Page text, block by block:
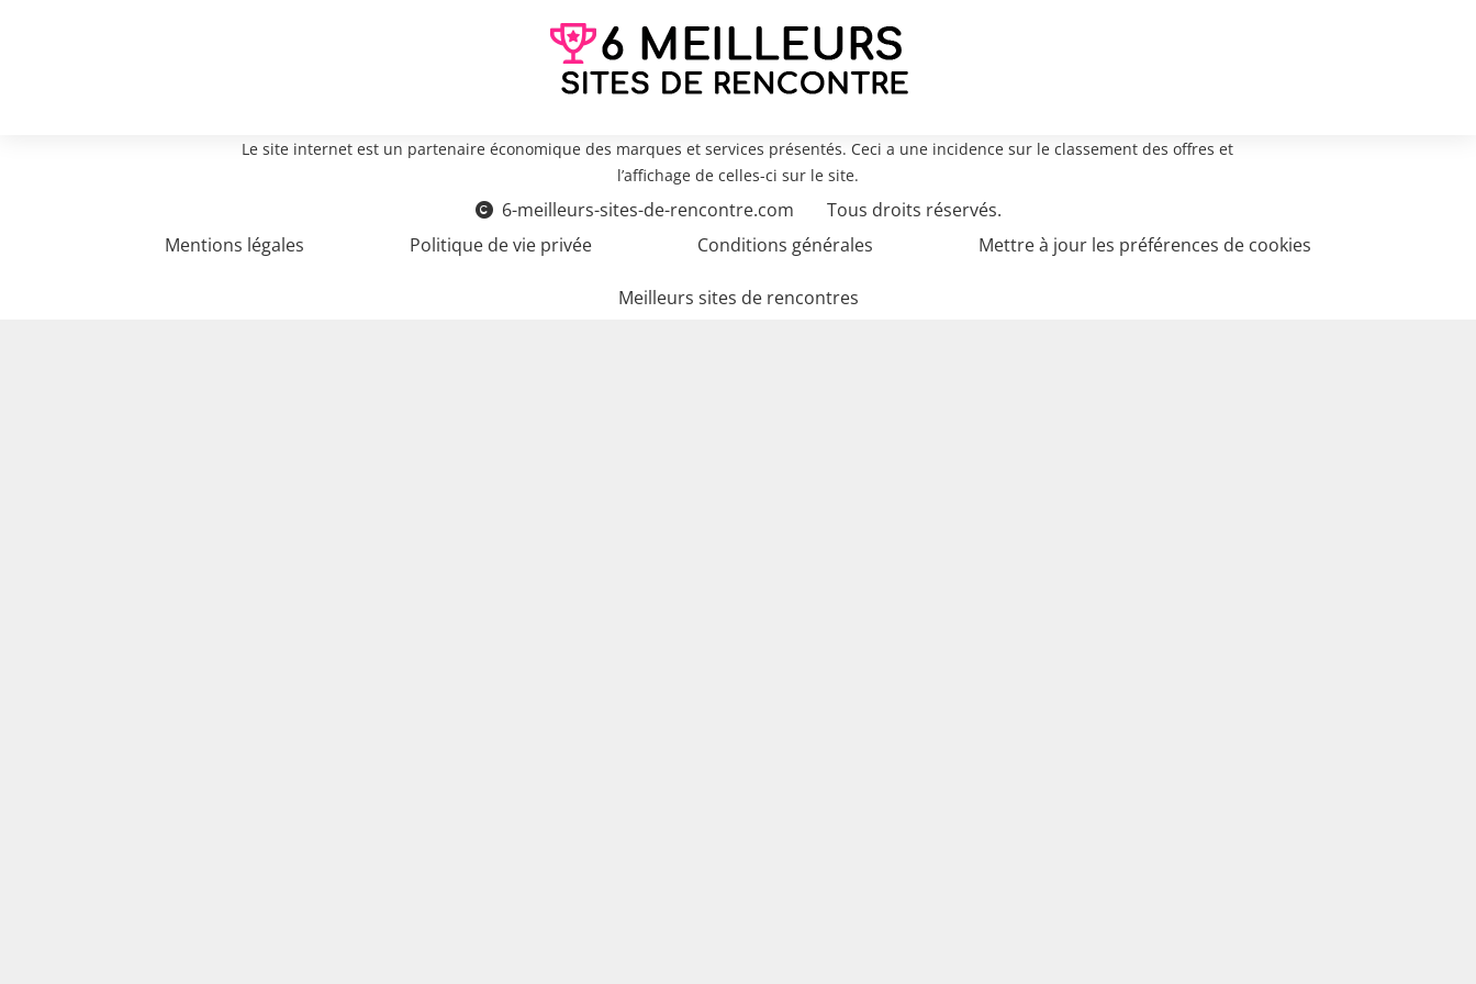
Le site internet est un partenaire économique des marques et services présentés. Ceci a une incidence sur le classement des offres et
l’affichage de celles-ci sur le site.
6-meilleurs-sites-de-rencontre.com
Tous droits réservés.
Mentions légales
Politique de vie privée Conditions générales Mettre à jour les préférences de cookies
Meilleurs sites de rencontres